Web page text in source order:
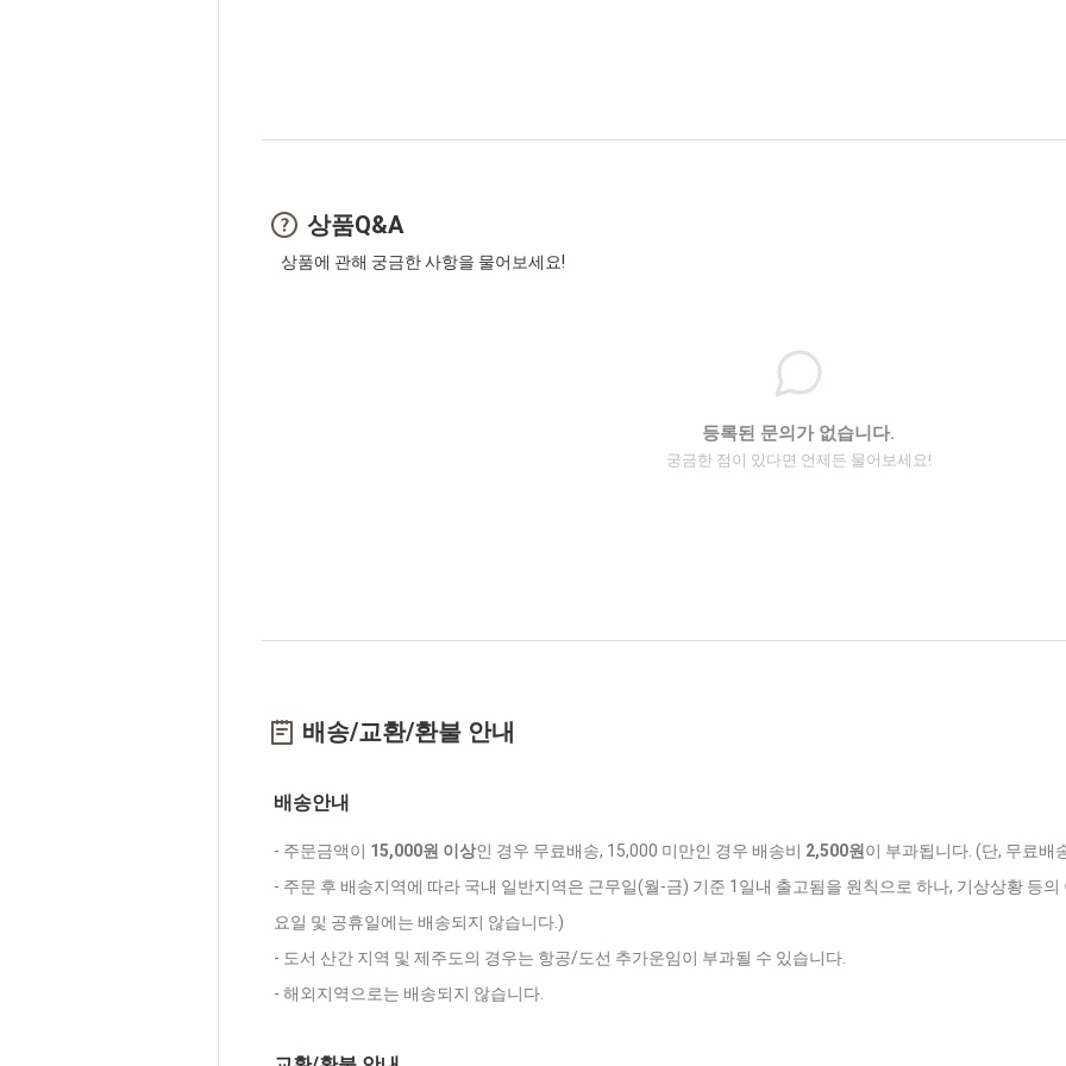
상품Q&A
상품에 관해 궁금한 사항을 물어보세요!
등록된 문의가 없습니다.
궁금한 점이 있다면 언제든 물어보세요!
배송/교환/환불 안내
배송안내
- 주문금액이 15,000원 이상인 경우 무료배송, 15,000 미만인 경우 배송비 2,500원 이 부과됩니다. (단, 무료배
- 주문 후 배송지역에 따라 국내 일반지역은 근무일(월-금) 기준 1일내 출고됨을 원칙으로 하나, 기상상황 등
요일 및 공휴일에는 배송되지 않습니다.)
- 도서 산간 지역 및 제주도의 경우는 항공/도선 추가운임이 부과될 수 있습니다.
- 해외지역으로는 배송되지 않습니다.